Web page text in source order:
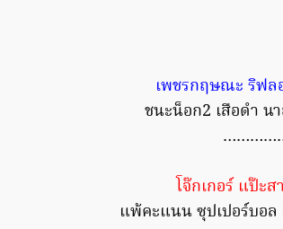
เพชรกฤษณะ ริฟล
ชนะน็อก2 เสือดำ น
โจ๊กเกอร์ แป๊ะ
แพ้คะแนน ซุปเปอร์บอ